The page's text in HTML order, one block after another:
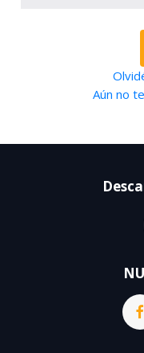
Aún no